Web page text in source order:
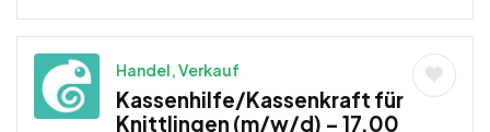
Handel, Verkauf
Kassenhilfe/Kassenkraft für
Knittlingen (m/w/d) – 17,00